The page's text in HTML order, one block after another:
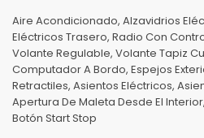
Aire Acondicionado, Alzavidrios
Eléctricos Trasero, Radio Con
Volante Regulable, Volante Tapiz
Computador A Bordo, Espejos
Retractiles, Asientos Eléctricos,
Apertura De Maleta Desde El
Botón Start Stop